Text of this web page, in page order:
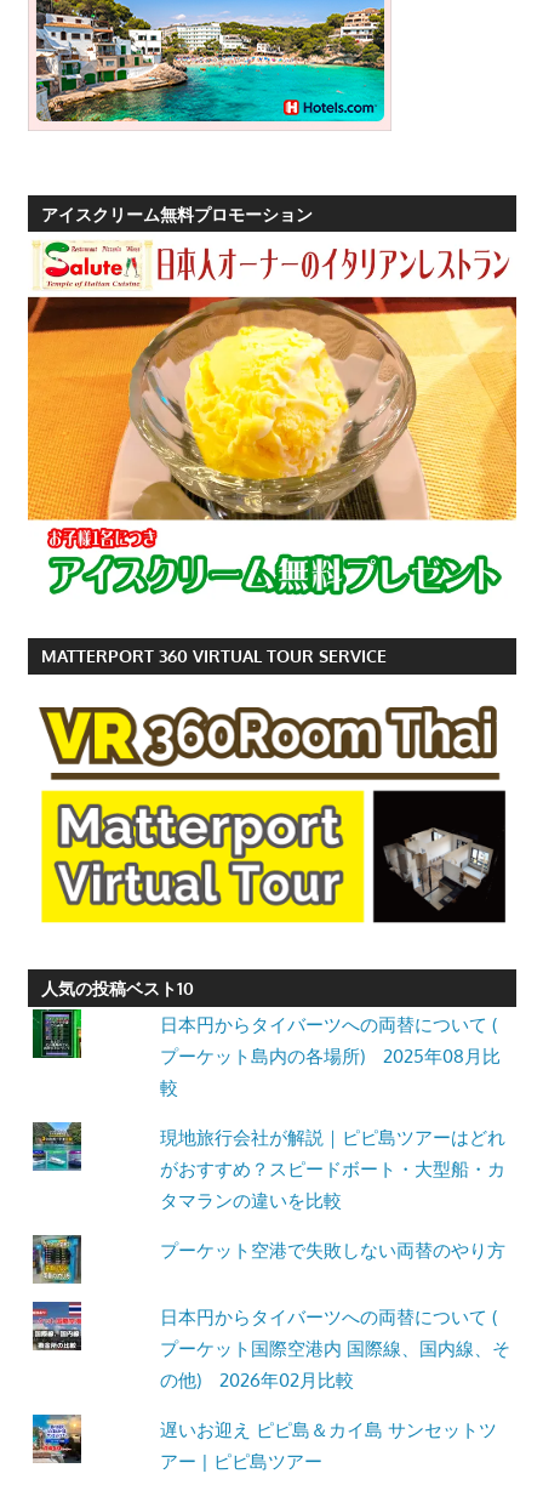
アイスクリーム無料プロモーション
MATTERPORT 360 VIRTUAL TOUR SERVICE
人気の投稿ベスト10
日本円からタイバーツへの両替について (
プーケット島内の各場所) 2025年08月比
較
現地旅行会社が解説｜ピピ島ツアーはどれ
がおすすめ？スピードボート・大型船・カ
タマランの違いを比較
プーケット空港で失敗しない両替のやり方
日本円からタイバーツへの両替について (
プーケット国際空港内 国際線、国内線、そ
の他) 2026年02月比較
遅いお迎え ピピ島＆カイ島 サンセットツ
アー | ピピ島ツアー